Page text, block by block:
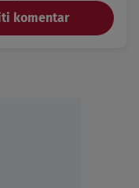
komentar